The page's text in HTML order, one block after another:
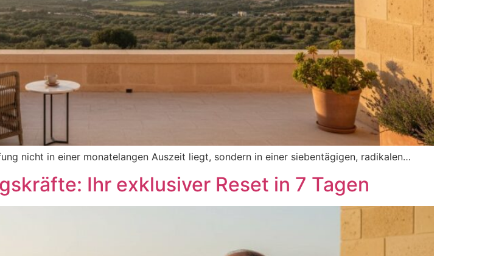
nicht in einer monatelangen Auszeit liegt, sondern in einer siebentägigen, radikalen…
Ihr exklusiver Reset in 7 Tagen